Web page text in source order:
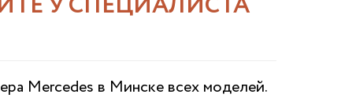
Mercedes в Минске всех моделей.